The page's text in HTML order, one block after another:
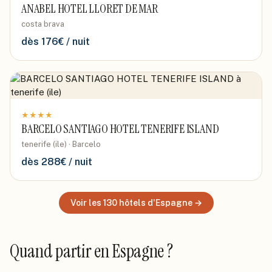
ANABEL HOTEL LLORET DE MAR
costa brava
dès 176€ / nuit
★ ★ ★ ★
BARCELO SANTIAGO HOTEL TENERIFE ISLAND
tenerife (ile) · Barcelo
dès 288€ / nuit
Voir les 130hôtels d'Espagne→
Quand partiren Espagne?